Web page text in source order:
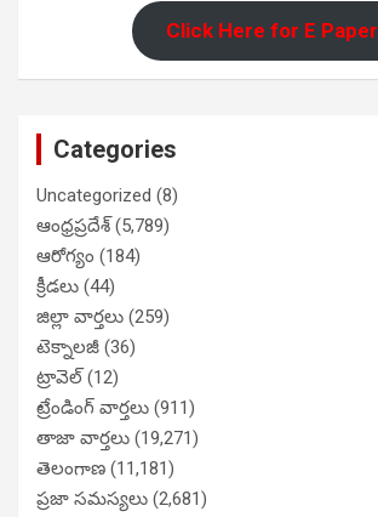
Click Here for E Paper
Categories
Uncategorized (8)
ఆంధ్రప్రదేశ్(5,789)
ఆరోగ్యం (184)
క్రీడలు (44)
జిల్లా వార్తలు (259)
టెక్నాలజీ (36)
ట్రావెల్(12)
ట్రేండింగ్ వార్తలు (911)
తాజా వార్తలు (19,271)
తెలంగాణ (11,181)
ప్రజా సమస్యలు (2,681)